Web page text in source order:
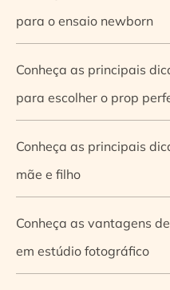
para o ensaio newborn
Conheça as principais
para escolher o prop
Conheça as principais
mãe e filho
Conheça as vantagens
em estúdio fotográfico